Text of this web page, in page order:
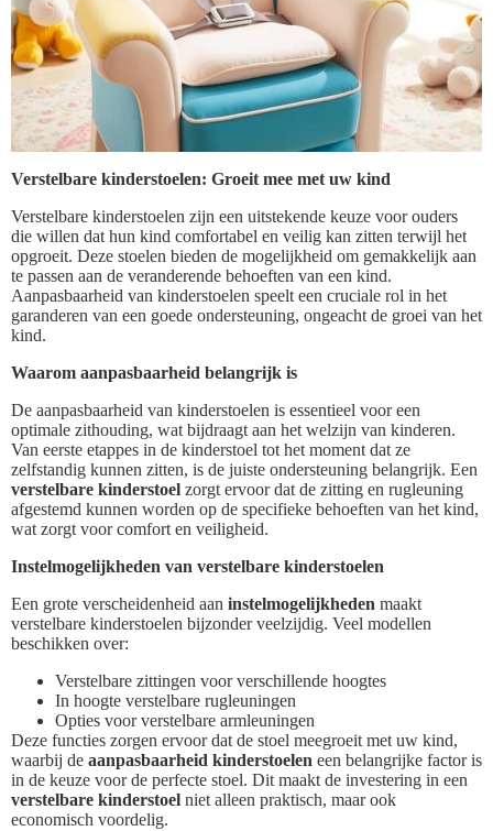
Verstelbare kinderstoelen: Groeit mee met uw kind
Verstelbare kinderstoelen zijn een uitstekende keuze voor ouders
die willen dat hun kind comfortabel en veilig kan zitten terwijl het
opgroeit. Deze stoelen bieden de mogelijkheid om gemakkelijk aan
te passen aan de veranderende behoeften van een kind.
Aanpasbaarheid van kinderstoelen speelt een cruciale rol in het
garanderen van een goede ondersteuning, ongeacht de groei van het
kind.
Waarom aanpasbaarheid belangrijk is
De aanpasbaarheid van kinderstoelen is essentieel voor een
optimale zithouding, wat bijdraagt aan het welzijn van kinderen.
Van eerste etappes in de kinderstoel tot het moment dat ze
zelfstandig kunnen zitten, is de juiste ondersteuning belangrijk. Een
verstelbare kinderstoel zorgt ervoor dat de zitting en rugleuning
afgestemd kunnen worden op de specifieke behoeften van het kind,
wat zorgt voor comfort en veiligheid.
Instelmogelijkheden van verstelbare kinderstoelen
Een grote verscheidenheid aan instelmogelijkheden maakt
verstelbare kinderstoelen bijzonder veelzijdig. Veel modellen
beschikken over:
Verstelbare zittingen voor verschillende hoogtes
In hoogte verstelbare rugleuningen
Opties voor verstelbare armleuningen
Deze functies zorgen ervoor dat de stoel meegroeit met uw kind,
waarbij de aanpasbaarheid kinderstoelen een belangrijke factor is
in de keuze voor de perfecte stoel. Dit maakt de investering in een
verstelbare kinderstoel niet alleen praktisch, maar ook
economisch voordelig.